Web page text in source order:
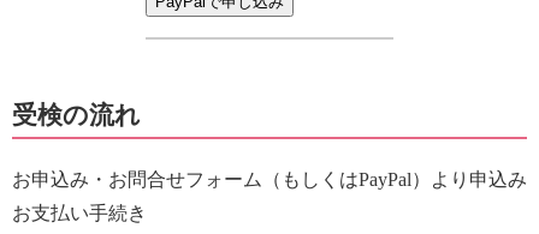
受検の流れ
お申込み・お問合せフォーム（もしくはPayPal）より申込み
お支払い手続き